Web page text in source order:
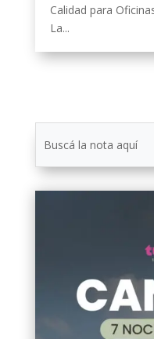
Calidad para
La...